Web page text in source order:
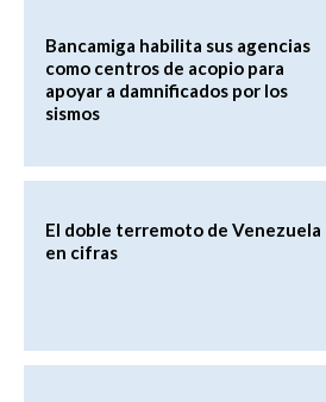
Bancamiga habilita sus agencias
como centros de acopio para
apoyar a damnificados por los
sismos
El doble terremoto de Venezuela
en cifras